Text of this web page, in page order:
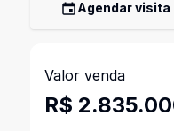
Agendar visita
Valor venda
R$